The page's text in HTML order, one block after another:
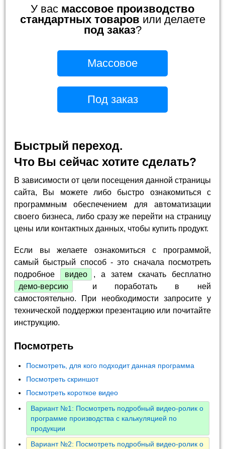
У вас массовое производство
стандартных товаров или делаете
под заказ?
Массовое
Под заказ
Быстрый переход.
Что Вы сейчас хотите сделать?
В зависимости от цели посещения данной страницы
сайта, Вы можете либо быстро ознакомиться с
программным обеспечением для автоматизации
своего бизнеса, либо сразу же перейти на страницу
цены или контактных данных, чтобы купить продукт.
Если вы желаете ознакомиться с программой,
самый быстрый способ - это сначала посмотреть
подробное
видео
, а затем скачать бесплатно
демо-версию
и поработать в ней
самостоятельно. При необходимости запросите у
технической поддержки презентацию или почитайте
инструкцию.
Посмотреть
Посмотреть, для кого подходит данная программа
Посмотреть скриншот
Посмотреть короткое видео
Вариант №1: Посмотреть подробный видео-ролик о
программе производства с калькуляцией по
продукции
Вариант №2: Посмотреть подробный видео-ролик о